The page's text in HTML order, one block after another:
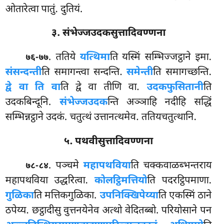
ओतारेत्वा पातुं. दुतियं.
३. संभेज्जउदकसुत्तादिवण्णना
७६-७७. ततिये यत्थिमाति यस्मिं सम्भिज्जट्ठाने इमा.
संसन्दन्तीति समागन्त्वा सन्दन्ति.समेन्तीति समागच्छन्ति.
द्वे वा ति वाति द्वे वा तीणि वा. उदकफुसितानीति
उदकबिन्दूनि. संभेज्जउदकन्ति अञ्ञाहि नदीहि सद्धिं
सम्भिन्नट्ठाने उदकं. चतुत्थं उत्तानत्थमेव. ततियचतुत्थानि.
५. पथवीसुत्तादिवण्णना
७८-८४. पञ्चमे महापथवियाति चक्कवाळब्भन्तराय
महापथविया उद्धरित्वा. कोलट्ठिमत्तियोति पदरट्ठिपमाणा.
गुळिकाति मत्तिकगुळिका. उपनिक्खिपेय्याति एकस्मिं ठाने
ठपेय्य. छट्ठादीसु वुत्तनयेनेव अत्थो वेदितब्बो. परियोसाने पन